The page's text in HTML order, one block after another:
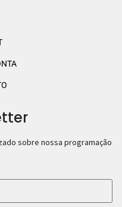
sobre nossa programação